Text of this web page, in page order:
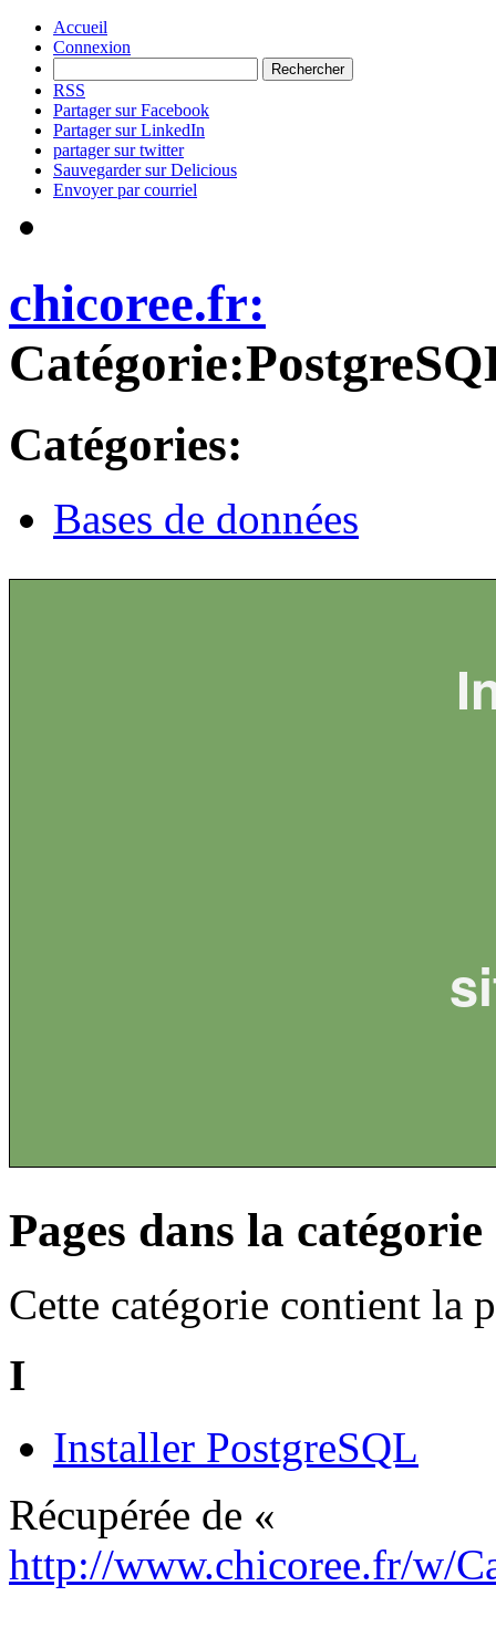
Accueil
Connexion
RSS
Partager sur Facebook
Partager sur LinkedIn
partager sur twitter
Sauvegarder sur Delicious
Envoyer par courriel
chicoree.fr:
Catégories:
Bases de données
Pages dans la
Cette catégorie contient la
I
Installer PostgreSQL
Récupérée de «
http://www.chicoree.fr/w/